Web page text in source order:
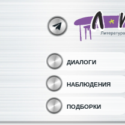
ДИАЛОГИ
НАБЛЮДЕНИЯ
ПОДБОРКИ